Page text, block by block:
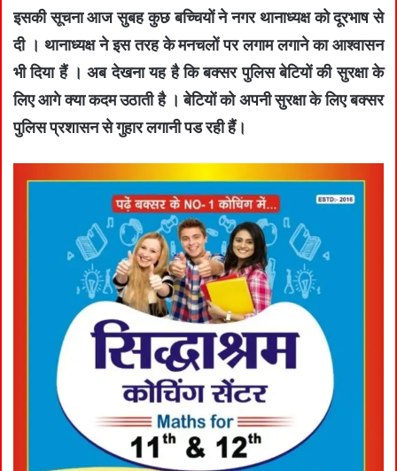
इसकी सूचना आज सुबह कुछ बच्चियों ने नगर थानाध्यक्ष को दूरभाष से
दी । थानाध्यक्ष ने इस तरह के मनचलों पर लगाम लगाने का आश्वासन
भी दिया हैं । अब देखना यह है कि बक्सर पुलिस बेटियों की सुरक्षा के
लिए आगे क्या कदम उठाती है । बेटियों को अपनी सुरक्षा के लिए बक्सर
पुलिस प्रशासन से गुहार लगानी पड रही हैं।